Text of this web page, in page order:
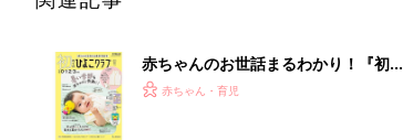
になるまで、育児に役立つ情報がいっ
ぱい！